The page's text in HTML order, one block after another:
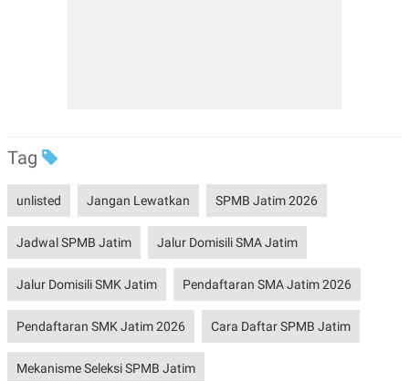
Tag
unlisted Jangan Lewatkan SPMB Jatim 2026
Jadwal SPMB Jatim Jalur Domisili SMA Jatim
Jalur Domisili SMK Jatim Pendaftaran SMA Jatim 2026
Pendaftaran SMK Jatim 2026 Cara Daftar SPMB Jatim
Mekanisme Seleksi SPMB Jatim